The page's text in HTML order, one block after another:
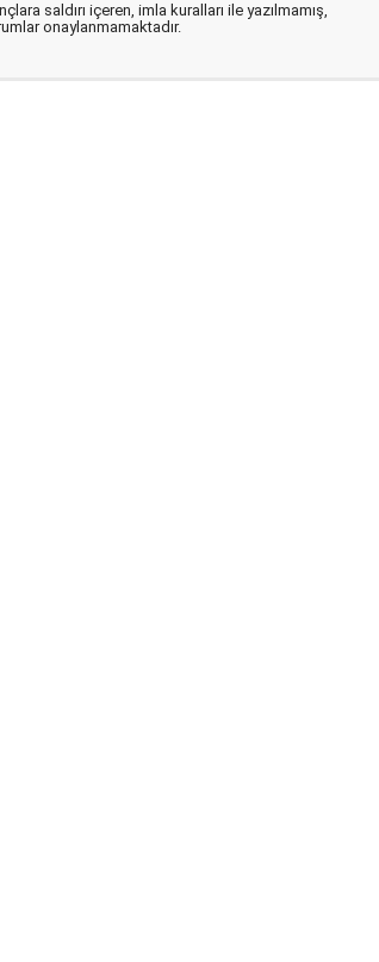
saldırı içeren, imla kuralları ile yazılmamış,
onaylanmamaktadır.